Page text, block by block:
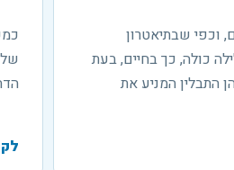
וכפי שבתיאטרון
כולה, כך בחיים, בעת
התבלין המניע את